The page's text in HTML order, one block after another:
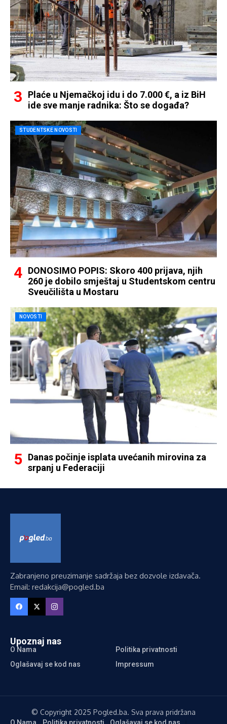
Plaće u Njemačkoj idu i do 7.000 €, a iz BiH
ide sve manje radnika: Što se događa?
STUDENTSKE NOVOSTI
DONOSIMO POPIS: Skoro 400 prijava, njih
260 je dobilo smještaj u Studentskom centru
Sveučilišta u Mostaru
NOVOSTI
Danas počinje isplata uvećanih mirovina za
srpanj u Federaciji
Zabranjeno preuzimanje sadržaja bez dozvole izdavača.
Email: redakcija@pogled.ba
Upoznaj nas
O Nama
Politika privatnosti
Oglašavaj se kod nas
Impressum
© Copyright 2025 Pogled.ba. Sva prava pridržana